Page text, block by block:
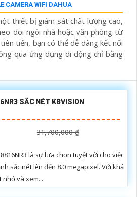
CAMERA WIFI DAHUA
thiết bị giám sát chất lượng cao,
dõi ngôi nhà hoặc văn phòng từ
tiến, bạn có thể dễ dàng kết nối
qua ứng dụng di động chỉ bằng
SẮC NÉT KBVISION
31,700,000 ₫
là sự lựa chọn tuyệt vời cho việc
sắc nét lên đến 8.0 megapixel. Với khả
nhỏ và xem...